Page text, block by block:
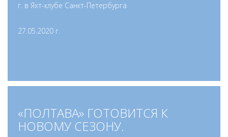
г. в Яхт-клубе Санкт-Петербурга
27.05.2020 г.
«ПОЛТАВА» ГОТОВИТСЯ К
НОВОМУ СЕЗОНУ.